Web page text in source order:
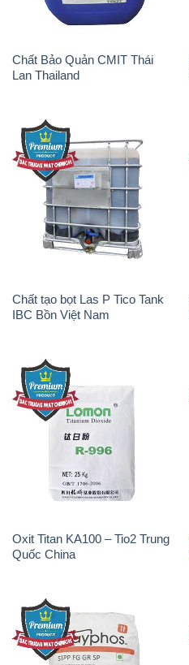
Oxit Titan KA100 – Tio2 Trung
Quốc China
Sodium Tripoly Phosphate –
STPP Prayphos Bỉ Belgium
Sodium Bicarbonate – Bicar
NaHCO3 Hunan Trung Quốc
China